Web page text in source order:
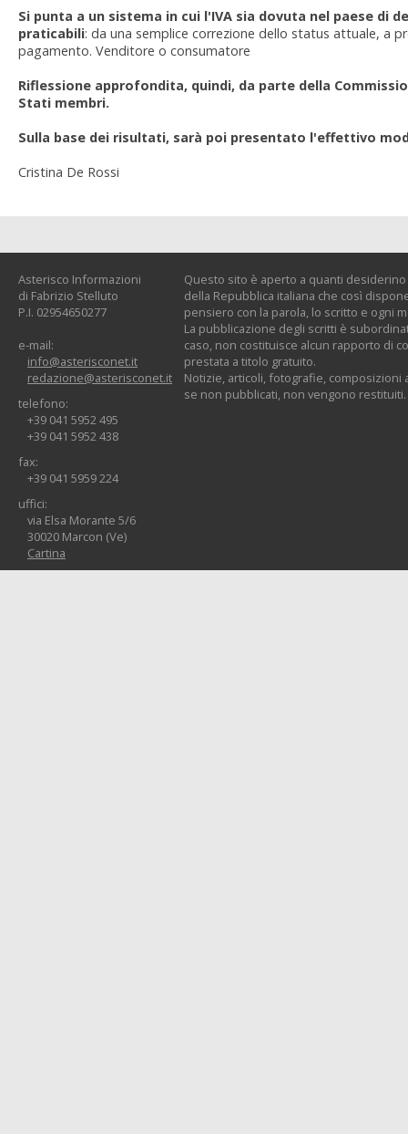
Si punta a un sistema in cui l'IVA sia dovuta nel paese di
praticabili: da una semplice correzione dello status attuale, a
pagamento. Venditore o consumatore
Riflessione approfondita, quindi, da parte della
Stati membri.
Sulla base dei risultati, sarà poi presentato l'effettivo
Cristina De Rossi
Asterisco Informazioni
di Fabrizio Stelluto
P.I. 02954650277
e-mail:
info@asterisconet.it
redazione@asterisconet.it
telefono:
+39 041 5952 495
+39 041 5952 438
fax:
+39 041 5959 224
uffici:
via Elsa Morante 5/6
30020 Marcon (Ve)
Cartina
Questo sito è aperto a quanti
della Repubblica italiana che così
pensiero con la parola, lo scritto e ogni
La pubblicazione degli scritti è
caso, non costituisce alcun rapporto di
prestata a titolo gratuito.
Notizie, articoli, fotografie, composizioni
se non pubblicati, non vengono restituiti.